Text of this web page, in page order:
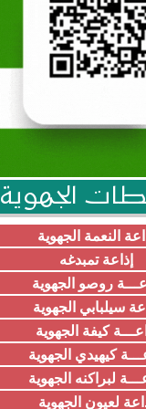
الجهوية
النعمة الجهوية
إذاعة تمبدغه
روصو الجهوية
سيلبابي الجهوية
كيفة الجهوية
كيهيدي الجهوية
لبراكنه الجهوية
لعيون الجهوية